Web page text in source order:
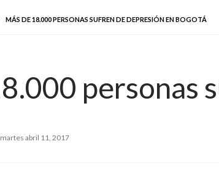
MÁS DE 18.000 PERSONAS SUFREN DE DEPRESIÓN EN BOGOTÁ
personas
Publicado
martes abril 11, 2017